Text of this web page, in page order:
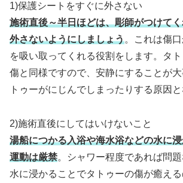
1)保護シートをすぐに外さない
施術直後～半日ほどは、彫師がつけて
外さないようにしましょう。これは傷
を吸い取ってくれる役割をします。タ
傷と同様ですので、安静にすることが
トゥーがにじんでしまったりする原因と
2)施術直後にしてはいけないこと
湯船につかる入浴や海水浴などの水に
運動は厳禁。シャワー程度であれば問
水に浸かることでタトゥーの傷が癒え